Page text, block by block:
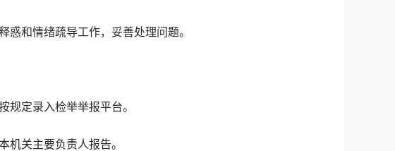
和情绪疏导工作，妥善处理问题。
定录入检举举报平台。
关主要负责人报告。